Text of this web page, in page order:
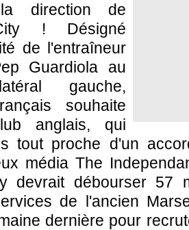
la direction de
! Désigné
de l'entraîneur
Guardiola au
gauche,
souhaite
anglais, qui
tout proche d'un
média The
devrait débourser 57
de l'ancien
dernière pour